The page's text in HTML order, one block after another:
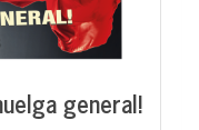
general!